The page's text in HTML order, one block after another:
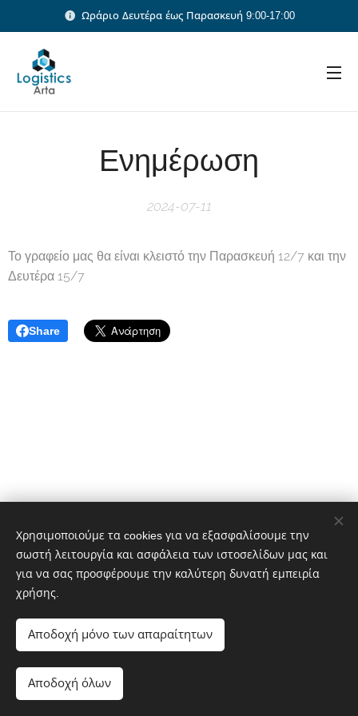
Ωράριο Δευτέρα έως Παρασκευή 9:00-17:00
Ενημέρωση
2024-07-11
Το γραφείο μας θα είναι κλειστό την Παρασκευή 12/7 και την
Δευτέρα 15/7
Share
Τηλ: 2681.306838 & 2681.306848
Φιλελλήνων & Ψαρών 1 Άρτα
Powered by
Χρησιμοποιούμε τα cookies για να εξασφαλίσουμε την
σωστή λειτουργία και ασφάλεια των ιστοσελίδων μας και
για να σας προσφέρουμε την καλύτερη δυνατή εμπειρία
χρήσης.
Αποδοχή μόνο των απαραίτητων
Αποδοχή όλων